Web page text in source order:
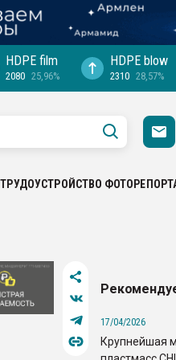
HDPE film
2080 25,96%
HDPE blow
2310 28,57%
ТРУДОУСТРОЙСТВО
17/04/2026
Крупнейшая